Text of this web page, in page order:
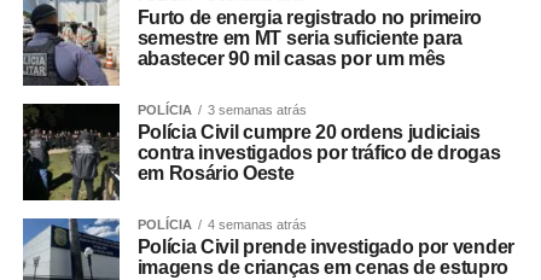
Furto de energia registrado no primeiro
semestre em MT seria suficiente para
abastecer 90 mil casas por um mês
POLÍCIA 3 semanas atrás
Polícia Civil cumpre 20 ordens judiciais
contra investigados por tráfico de drogas
em Rosário Oeste
POLÍCIA 4 semanas atrás
Polícia Civil prende investigado por vender
imagens de crianças em cenas de estupro